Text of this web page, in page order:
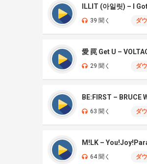
39 聞く ダ
愛 罠 Get U –
29 聞く ダ
BE:FIRST – BRUCE
63 聞く ダ
M!LK –
64 聞く ダ